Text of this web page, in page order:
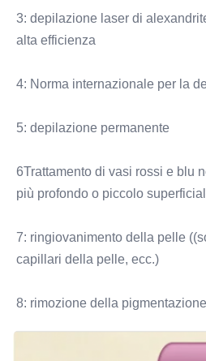
3: depilazione laser di
alta efficienza
4: Norma internazionale per la
5: depilazione permanente
6Trattamento di vasi rossi e blu
più profondo o piccolo
7: ringiovanimento della pelle
capillari della pelle, ecc.)
8: rimozione della pigmentazione